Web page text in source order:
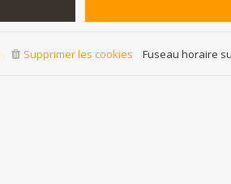
Fuseau horaire
Supprimer les cookies